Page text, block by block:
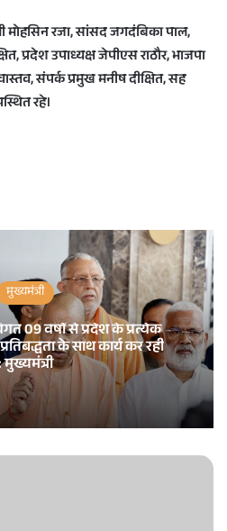
मोहसिन रजा, सांसद जगदंबिका पाल,
प्रदेश उपाध्यक्ष जेपीएस राठौर, भाजपा
संपर्क प्रमुख मनीष दीक्षित, सह
रहे।
मुख्यमंत्री
09 वर्षों से प्रदेश के प्रत्येक
के साथ कार्य कर रही
मुख्यमंत्री